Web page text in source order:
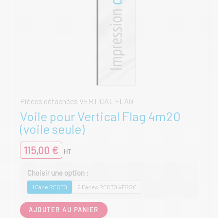
Pièces détachées VERTICAL FLAG
Voile pour Vertical Flag 4m20
(voile seule)
115,00 € HT
1 Face RECTO 2 Faces RECTO VERSO
AJOUTER AU PANIER
produit